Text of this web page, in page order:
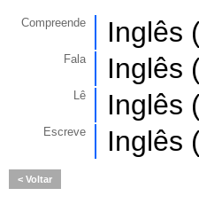
Compreende Inglês
Fala Inglês
Lê Inglês
Escreve Inglês
Voltar